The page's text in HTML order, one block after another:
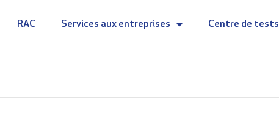
RAC Services aux entreprises Centre de tests